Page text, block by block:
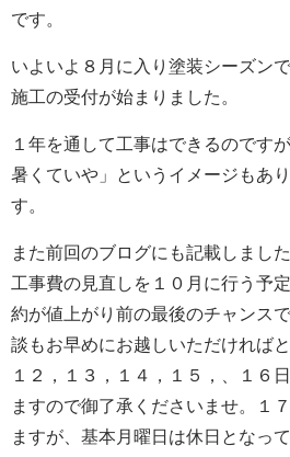
です。
いよいよ８月に入り塗装シーズン
施工の受付が始まりました。
１年を通して工事はできるのです
暑くていや」というイメージもあ
す。
また前回のブログにも記載しまし
工事費の見直しを１０月に行う予
約が値上がり前の最後のチャンス
談もお早めにお越しいただければ
１２，１３，１４，１５，、１６
ますので御了承くださいませ。１
ますが、基本月曜日は休日となっ